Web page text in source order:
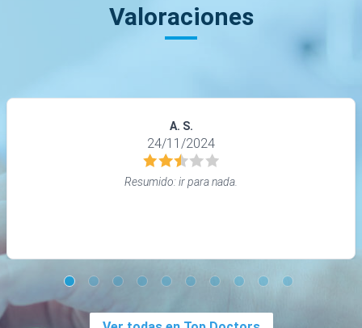
Valoraciones
A. S.
24/11/2024
Resumido: ir para nada.